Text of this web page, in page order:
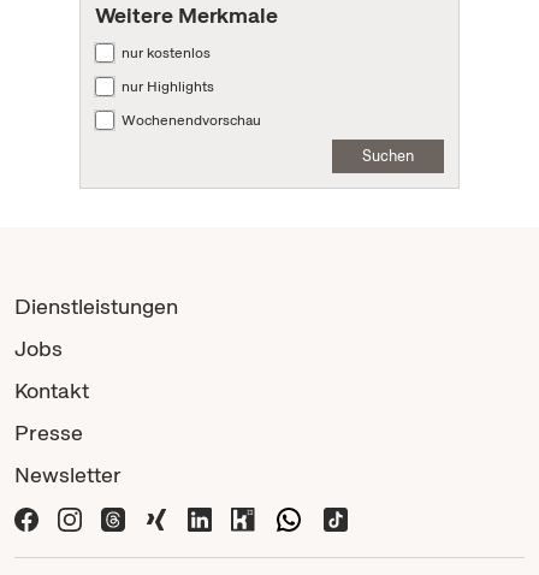
Weitere Merkmale
nur kostenlos
nur Highlights
Wochenendvorschau
Suchen
Dienstleistungen
Jobs
Kontakt
Presse
Newsletter